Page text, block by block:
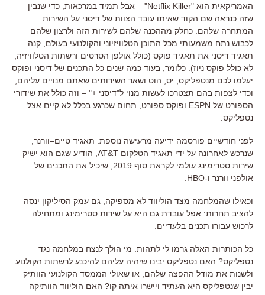
האמריקאית הוא "Netflix Killer" – אבל תמיד במרכאות כדי שנבין
שזה כנראה שם הקוד שאיתו עובד הצוות של דיסני על השירות
המתחרה שלהם כחלק מההכנה שלהם לשירות הזה ולרצון שלהם
לכבוש נתח משמעותי מכל התוכן הטלוויזיוני והקולנועי בעולם קנה
תאגיד דיסני את תאגיד פוקס (כולל אולפן הסרטים ורשתות הטלוויזיה
לא כולל פוקס ניוז). כלומר בעוד כמה שנים כל התכנים של דיסני ופוקס
יעלמו לכם מנטפליקס יס הוט ושאר השירותים שאתם מנויים עליהם
וכדי לצפות בהם תצטרכו לעשות מנוי ל"דיסני +" – וזה כולל את שידורי
הספורט של ESPN ופוקס ספורט
תחום שכרגע בכלל לא קיים אצל
נטפליקס
לפני חודשיים פורסמה ידיעה מרעישה נוספת: תאגיד טיים–וורנר
שנרכש לאחרונה על ידי תאגיד הטלקום AT&T, הודיע שגם הוא ישיק
שירות סטרימינג עולמי לקראת סוף 2019, שיכיל את התכנים של
אולפני וורנר ו-HBO.
וכאילו שהמלחמה מצד הוליווד לא מספיקה גם עמק הסיליקון ינסה
להציב תחרות: אפל עובדת גם היא על שירות סטרימינג ומתחילה
לרכוש עבורו תכנים בלעדיים
כל הכותרות האלה גרמו לי לתהות: מי הולך לנצח במלחמה נגד
נטפליקס? האם נטפליקס יבינו שיהיה עליהם להיכנע לרשתות הקולנוע
ולשנות את מודל ההפצה שלהם
או שאולי הממסד הקולנועי הוותיק
יבין שנטפליקס היא העתיד ויישרו איתה קו? האם הוליווד הוותיקה